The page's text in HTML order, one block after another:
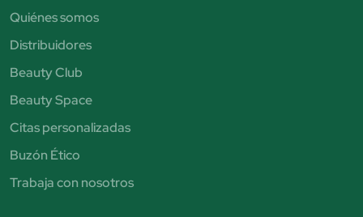
Quiénes somos
Distribuidores
Beauty Club
Beauty Space
Citas personalizadas
Buzón Ético
Trabaja con nosotros